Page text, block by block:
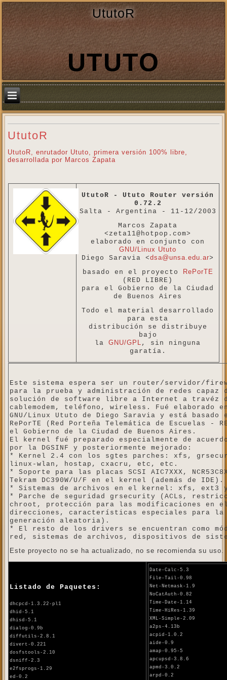
UtutoR
UTUTO
UtutoR
UtutoR, enrutador Ututo, primera versión 100% libre,
desarrollada por Marcos Zapata
UtutoR - Ututo Router versión
0.72.2
Salta - Argentina - 11-12/2003
Marcos Zapata
<zeta11@hotpop.com>
elaborado en conjunto con
GNU/Linux Ututo
Diego Saravia <dsa@unsa.edu.ar>
basado en el proyecto RePorTE
(RED LIBRE)
para el Gobierno de la Ciudad
de Buenos Aires
Todo el material desarrollado
para esta
distribución se distribuye
bajo
laGNU/GPL , sin ninguna
garatía.
Este sistema espera ser un router/servidor/
para la prueba y administración de redes capaz
solución de software libre a Internet a travéz
cablemodem, teléfono, wireless. Fué elaborado
GNU/Linux Ututo de Diego Saravia y está basado
RePorTE (Red Porteña Telemática de Escuelas -
el Gobierno de la Ciudad de Buenos Aires.
El kernel fué preparado especialmente de
por la DGSINF y posteriormente mejorado:
* Kernel 2.4 con los sgtes parches: xfs,
linux-wlan, hostap, cxacru, etc, etc.
* Soporte para las placas SCSI AIC7XXX,
Tekram DC390W/U/F en el kernel (además de IDE).
* Sistemas de archivos en el kernel: xfs, ext3
* Parche de seguridad grsecurity (ACLs,
chroot, protección para las modificaciones en
direcciones, características especiales para
generación aleatoria).
* El resto de los drivers se encuentran como
red, sistemas de archivos, dispositivos de
Este proyecto no se ha actualizado, no se recomienda su uso.
Listado de Paquetes:
dhcpcd-1.3.22-pl1
dhid-5.1
dhisd-5.1
dialog-0.9b
diffutils-2.8.1
divert-0.221
dosfstools-2.10
dsniff-2.3
e2fsprogs-1.29
ed-0.2
Date-Calc-5.3
File-Tail-0.98
Net-Netmask-1.9
NoCatAuth-0.82
Time-Date-1.14
Time-HiRes-1.39
XML-Simple-2.09
a2ps-4.13b
acpid-1.0.2
aide-0.9
amap-0.95-5
apcupsd-3.8.6
apmd-3.0.2
arpd-0.2